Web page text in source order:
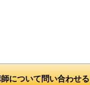
について問い合わせる